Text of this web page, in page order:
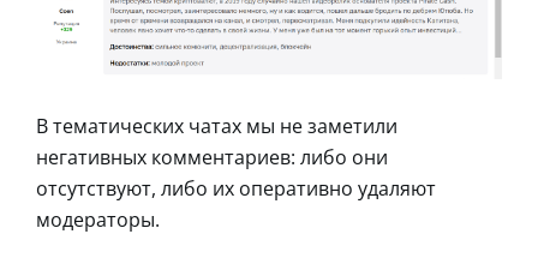
В тематических чатах мы не заметили
негативных комментариев: либо они
отсутствуют, либо их оперативно удаляют
модераторы.